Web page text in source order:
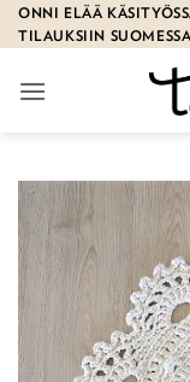
Skip
to
ONNI ELÄÄ
TILAUKSIIN